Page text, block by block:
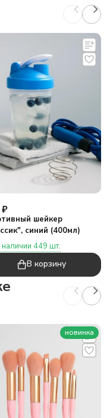
₽
шейкер
синий (400мл)
449 шт.
В корзину
новинка